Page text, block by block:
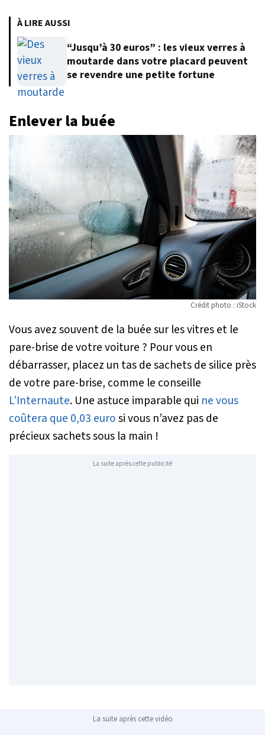
À LIRE AUSSI
“Jusqu’à 30 euros” : les vieux verres à
moutarde dans votre placard peuvent
se revendre une petite fortune
Enlever la buée
Crédit photo : iStock
Vous avez souvent de la buée sur les vitres et le
pare-brise de votre voiture ? Pour vous en
débarrasser, placez un tas de sachets de silice près
de votre pare-brise, comme le conseille
L’Internaute. Une astuce imparable qui ne vous
coûtera que 0,03 eurosi vous n’avez pas de
précieux sachets sous la main !
La suite après cette publicité
La suite après cette vidéo